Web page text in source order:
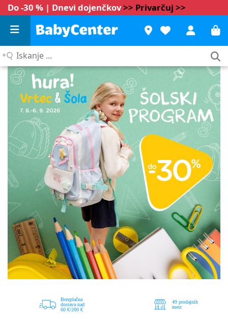
Do -30 % | Dnevi dojenčkov>> Privarčuj >>
Iskanje